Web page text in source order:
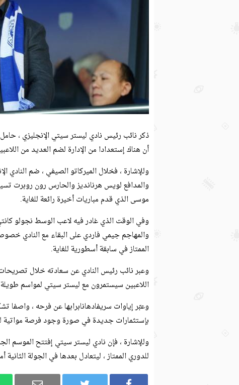
ذكر نائب رئيس نادي ليستر سيتي الإنجليزي ،
أن هناك إستعدادا من الإدارة لضم العديد من
وللإشارة ، فخلال الميركاتو الصيفي ، ضم النادي
والمدافع لويس هرنانديز والحارس رون روبرت
موسى الذي قدم مباريات أخيرة رائعة للغاية.
وفي الوقت الذي غادر فيه لاعب الوسط نجولو
والمهاجم جيمي فاردي على البقاء مع النادي خصوصا
الممتاز في سابقة أسطورية للغاية.
وعبر نائب رئيس النادي عن سعادته خلال
اللاعبين سيستمرون مع ليستر سيتي لمواسم
وعبّر إياوات سريفادهانابرابها عن فرحه ، واصفا
بإستثمارات جديدة في صورة وجود فرصة مواتية
وللإشارة ، فإن نادي ليستر سيتي إفتتح الموسم
للدوري الممتاز ، ليتعادل بعدها في الجولة الثانية